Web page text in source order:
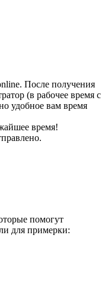
После получения
(в рабочее время с
удобное вам время
время!
помогут
для примерки: